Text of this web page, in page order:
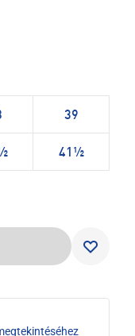
39
41½